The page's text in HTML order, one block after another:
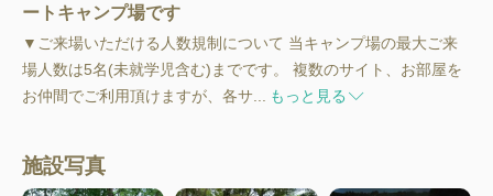
ートキャンプ場です
▼ご来場いただける人数規制について 当キャンプ場の最大ご来
場人数は5名(未就学児含む)までです。 複数のサイト、お部屋を
お仲間でご利用頂けますが、各サ...
もっと見る
施設写真